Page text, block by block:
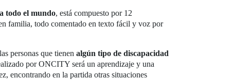
todo el mundo, está compuesto por 12
familia, todo comentado en texto fácil y voz por
personas que tienen algún tipo de discapacidad
por ONCITY será un aprendizaje y una
encontrando en la partida otras situaciones